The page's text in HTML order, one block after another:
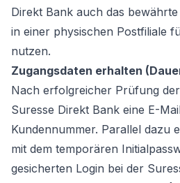
Direkt Bank auch das
in einer physischen Postfiliale
nutzen.
Zugangsdaten erhalten
Nach erfolgreicher Prüfung
Suresse Direkt Bank eine E-
Kundennummer. Parallel dazu
mit dem temporären
gesicherten Login bei der